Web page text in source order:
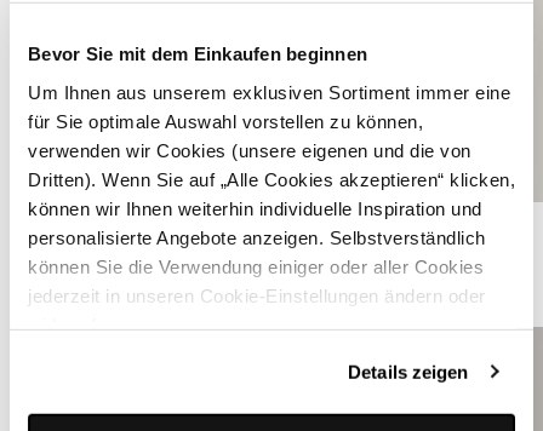
Bevor Sie mit dem Einkaufen beginnen
Um Ihnen aus unserem exklusiven Sortiment immer eine
für Sie optimale Auswahl vorstellen zu können,
verwenden wir Cookies (unsere eigenen und die von
Dritten). Wenn Sie auf „Alle Cookies akzeptieren“ klicken,
können wir Ihnen weiterhin individuelle Inspiration und
personalisierte Angebote anzeigen. Selbstverständlich
können Sie die Verwendung einiger oder aller Cookies
jederzeit in unseren Cookie-Einstellungen ändern oder
Details zeigen
Weiße Dirndlbluse mit weitem Ausschnitt - IRMA EIERSCHALE
ÄHNLICHE PRODUKTE